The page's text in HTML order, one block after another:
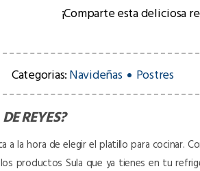
¡Comparte esta deliciosa
Categorias:Navideñas Postres
REYES?
a la hora de elegir el platillo para cocinar.
productos Sula que ya tienes en tu